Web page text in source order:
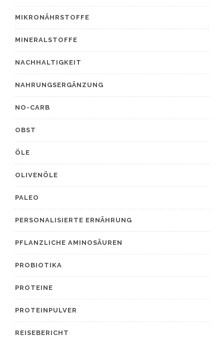
MIKRONÄHRSTOFFE
MINERALSTOFFE
NACHHALTIGKEIT
NAHRUNGSERGÄNZUNG
NO-CARB
OBST
ÖLE
OLIVENÖLE
PALEO
PERSONALISIERTE ERNÄHRUNG
PFLANZLICHE AMINOSÄUREN
PROBIOTIKA
PROTEINE
PROTEINPULVER
REISEBERICHT